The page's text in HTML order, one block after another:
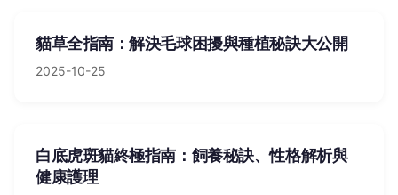
貓草全指南：解決毛球困擾與種植秘訣大公開
2025-10-25
白底虎斑貓終極指南：飼養秘訣、性格解析與
健康護理